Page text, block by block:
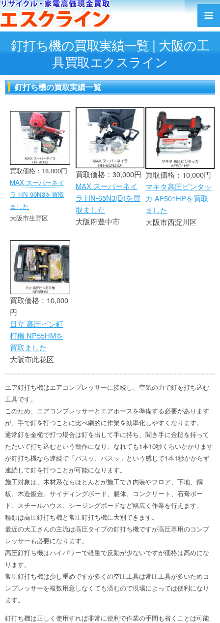
釘打ち機の買取実績一覧 | 大阪の工
具買取エクスライン
釘打ち機の買取実績一覧
買取価格：18,000円
MAX スーパーネイ
ラ HN-90N3を買取
ました
大阪市生野区
買取価格：30,000円
MAX スーパーネイ
ラ HN-65N3(D)を買
取ました
大阪府豊中市
買取価格：10,000円
マキタ高圧ピンタッ
カ AF501HPを買取
ました
大阪市西淀川区
買取価格：10,000
円
日立 高圧ピン釘
打機 NP55HMを
買取ました
大阪市此花区
エア釘打ち機はエアコンプレッサーに接続し、空気の力で釘を打ち込む
工具です。
このため、エアコンプレッサーとエアホースを準備する必要があります
が、手で釘を打つことに比べ劇的に作業を効率化しやすくなります。
通常釘を金槌で打つ場合は釘を出して手に持ち、聞き手に金槌を持って
たたいて打ち込むという動作になり、なれても1本10秒くらいかかります
が釘打ち機なら連続で「パスッ、パスッ」という感じで1本1秒かからず
連続して釘を打つことが可能になります。
施工対象は、木材系ならほとんどが施工でき内装やフロア、下地、鋼
板、木造鈑金、サイディングボード、躯体、コンクリート、石膏ボー
ド、スチールハウス、シージングボードなど幅広く作業を行えます。
種類は高圧釘打ち機と常圧釘打ち機に大別できます。
最近の大工さんの主流は高圧タイプの釘打ち機ですが高圧専用のコンプ
レッサーも必要になります。
高圧釘打ち機はハイパワーで軽量で反動が少ないですが価格は高めにな
ります。
常圧釘打ち機は少し重めですが多くの空圧工具は常圧工具が多いためコ
ンプレッサーを複数用意しなくても済むので現場によっては便利になり
ます。
釘打ち機は正しく使用すれば非常に便利で作業の手間も省くことは可能